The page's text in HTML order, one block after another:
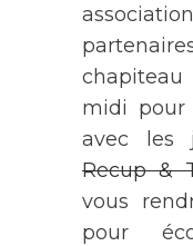
chapiteau
midi pour
avec les
Recup &
vous
pour